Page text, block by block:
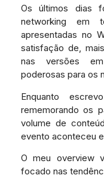
Os últimos dias
networking em
apresentadas no
satisfação de,
nas versões
poderosas para os
Enquanto
rememorando os
volume de
evento aconteceu
O meu overview
focado nas